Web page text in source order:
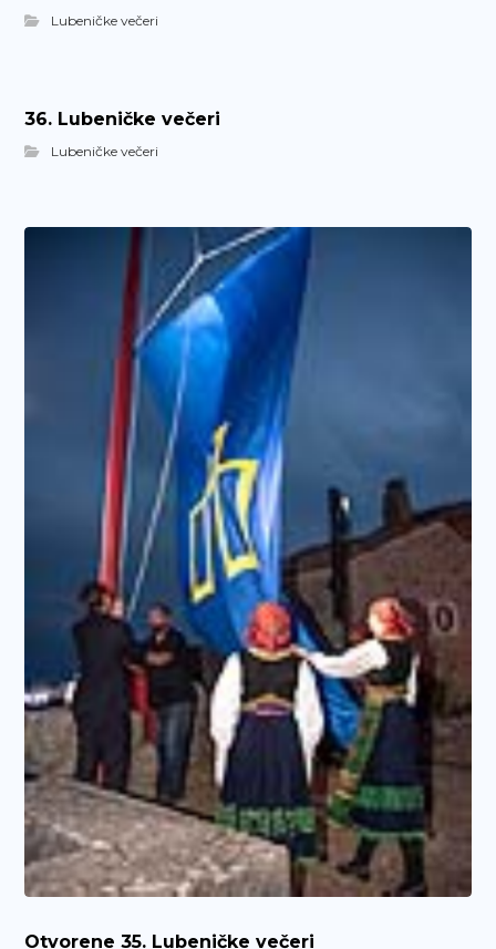
Lubeničke večeri
36. Lubeničke večeri
Lubeničke večeri
Otvorene 35. Lubeničke večeri